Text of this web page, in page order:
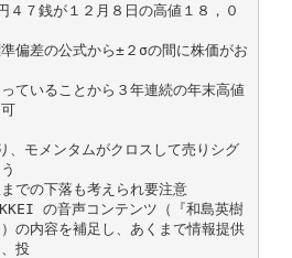
４７銭が１２月８日の高値１８，０
偏差の公式から±２σの間に株価がお
ていることから３年連続の年末高値
、モメンタムがクロスして売りシグ
での下落も考えられ要注意
の音声コンテンツ（『和島英樹
の内容を補足し、あくまで情報提供
投